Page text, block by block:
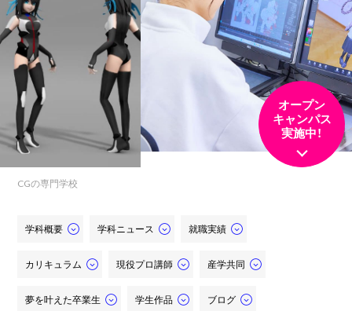
オープン
キャンパス
実施中！
CGの専門学校
学科概要 学科ニュース 就職実績
カリキュラム 現役プロ講師 産学共同
夢を叶えた卒業生 学生作品 ブログ